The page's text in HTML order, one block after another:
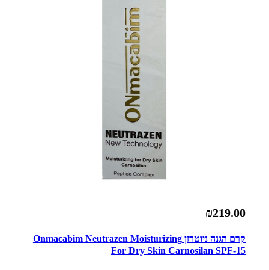
₪219.00
קרם הגנה ניוטרזן Onmacabim Neutrazen Moisturizing
For Dry Skin Carnosilan SPF-15